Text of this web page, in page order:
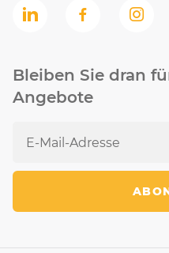
Bleiben Sie dran
Angebote